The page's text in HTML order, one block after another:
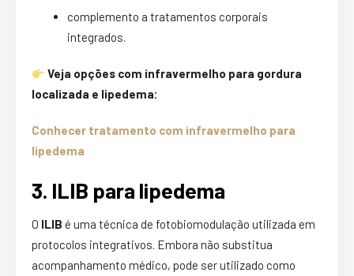
complemento a tratamentos corporais
integrados.
Veja opções com infravermelho para gordura
localizada e lipedema:
Conhecer tratamento com infravermelho para
lipedema
3. ILIB para lipedema
O ILIB é uma técnica de fotobiomodulação utilizada em
protocolos integrativos. Embora não substitua
acompanhamento médico, pode ser utilizado como